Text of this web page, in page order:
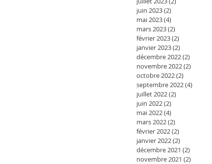
juin 2023(2)
mai 2023(4)
mars 2023(2)
février 2023(2)
janvier 2023(2)
décembre 2022(2)
novembre 2022(2)
octobre 2022(2)
septembre 2022(4)
juillet 2022(2)
juin 2022(2)
mai 2022(4)
mars 2022(2)
février 2022(2)
janvier 2022(2)
décembre 2021 (2)
novembre 2021 (2)